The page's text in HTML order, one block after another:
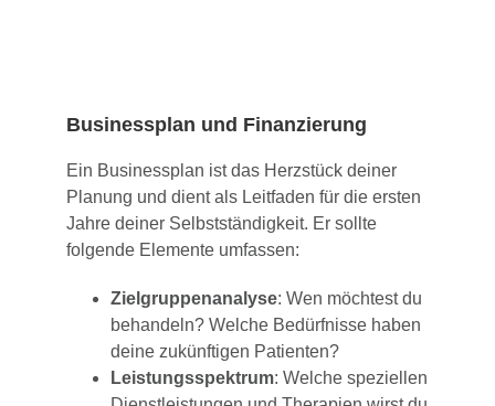
Businessplan und Finanzierung
Ein Businessplan ist das Herzstück deiner
Planung und dient als Leitfaden für die ersten
Jahre deiner Selbstständigkeit. Er sollte
folgende Elemente umfassen:
Zielgruppenanalyse: Wen möchtest du
behandeln? Welche Bedürfnisse haben
deine zukünftigen Patienten?
Leistungsspektrum: Welche speziellen